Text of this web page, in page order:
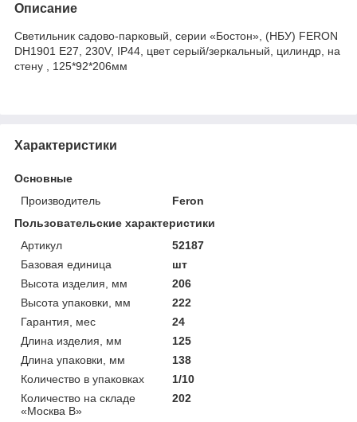
Описание
Светильник садово-парковый, серии «Бостон», (НБУ) FERON
DH1901 E27, 230V, IP44, цвет серый/зеркальный, цилиндр, на
стену , 125*92*206мм
Характеристики
Основные
Производитель
Feron
Пользовательские характеристики
Артикул
52187
Базовая единица
шт
Высота изделия, мм
206
Высота упаковки, мм
222
Гарантия, мес
24
Длина изделия, мм
125
Длина упаковки, мм
138
Количество в упаковках
1/10
Количество на складе
«Москва В»
202